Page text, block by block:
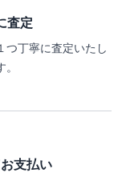
査定
つ丁寧に査定いたし
。
支払い